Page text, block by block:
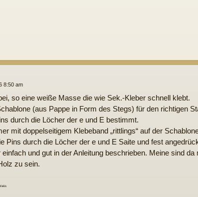
8:50 am
so eine weiße Masse die wie Sek.-Kleber schnell klebt.
(aus Pappe in Form des Stegs) für den richtigen
durch die Löcher der e und E bestimmt.
mit doppelseitigem Klebeband „rittlings“ auf der
Pins durch die Löcher der e und E Saite und fest
und gut in der Anleitung beschrieben. Meine sind
zu sein.